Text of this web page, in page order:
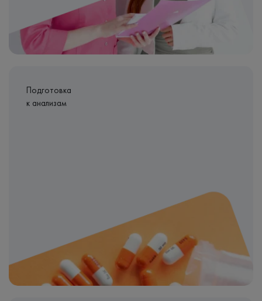
Подготовка
к анализам